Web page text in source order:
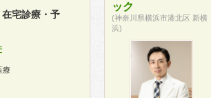
宅診療・予
療
ック
(神奈川県横浜市港北区 新横
浜)